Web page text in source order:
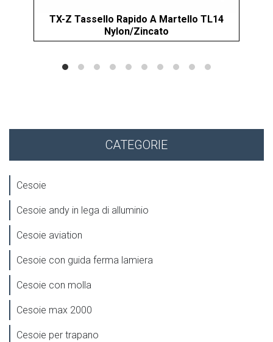
CATEGORIE
Cesoie
Cesoie andy in lega di alluminio
Cesoie aviation
Cesoie con guida ferma lamiera
Cesoie con molla
Cesoie max 2000
Cesoie per trapano
TX-Z Tassello Rapido A Martello TL14
Nylon/Zincato